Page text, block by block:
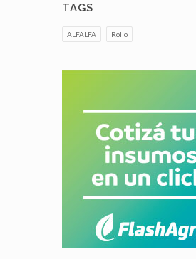
TAGS
ALFALFA Rollo